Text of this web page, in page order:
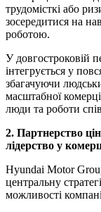
трудомісткі або
зосередитися на
роботою.
У довгостроковій
інтегрується у
збагачуючи
масштабної
люди та роботи
2. Партнерство
лідерство у
Hyundai Motor
центральну
можливості